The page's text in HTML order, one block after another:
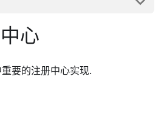
心
要的注册中心实现.